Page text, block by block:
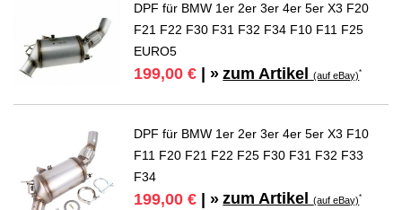
DPF für BMW 1er 2er 3er 4er 5er X3 F20
F21 F22 F30 F31 F32 F34 F10 F11 F25
EURO5
199,00 € | » zum Artikel(auf eBay)*
DPF für BMW 1er 2er 3er 4er 5er X3 F10
F11 F20 F21 F22 F25 F30 F31 F32 F33
F34
199,00 € | » zum Artikel(auf eBay)*